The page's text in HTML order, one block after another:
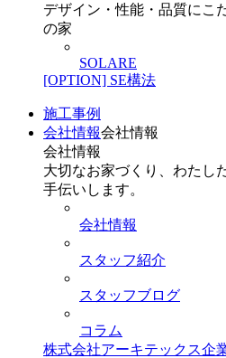
デザイン・性能・品質にこ
の家
SOLARE
[OPTION] SE構法
施工事例
会社情報会社情報
会社情報
大切なお家づくり、わたし
手伝いします。
会社情報
スタッフ紹介
スタッフブログ
コラム
株式会社アーキテックス企